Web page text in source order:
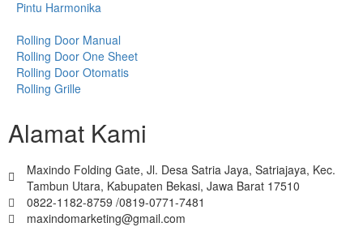
Pintu Harmonika
Rolling Door Manual
Rolling Door One Sheet
Rolling Door Otomatis
Rolling Grille
Alamat Kami
Maxindo Folding Gate, Jl. Desa Satria Jaya, Satriajaya, Kec.
Tambun Utara, Kabupaten Bekasi, Jawa Barat 17510
0822-1182-8759 /0819-0771-7481
maxindomarketing@gmail.com